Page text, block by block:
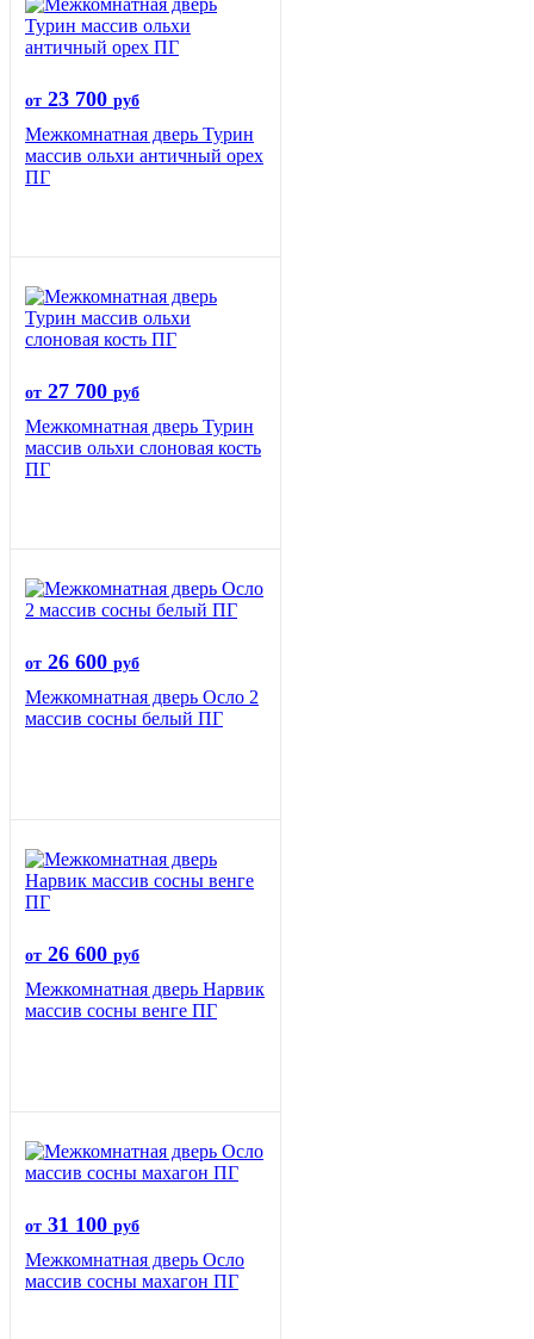
от 23 700 руб
Межкомнатная дверь Турин
массив ольхи античный орех
ПГ
от 27 700 руб
Межкомнатная дверь Турин
массив ольхи слоновая кость
ПГ
от 26 600 руб
Межкомнатная дверь Осло 2
массив сосны белый ПГ
от 26 600 руб
Межкомнатная дверь Нарвик
массив сосны венге ПГ
от 31 100 руб
Межкомнатная дверь Осло
массив сосны махагон ПГ